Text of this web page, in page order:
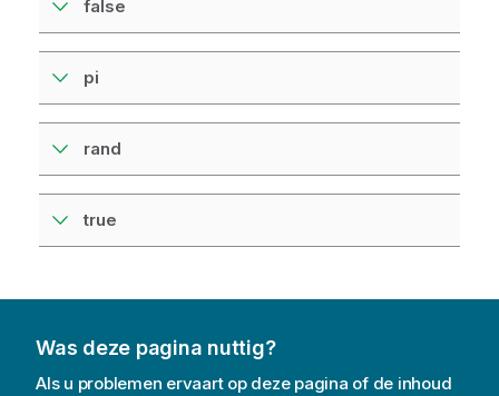
false
pi
rand
true
Was deze pagina nuttig?
Als u problemen ervaart op deze pagina of de inhoud